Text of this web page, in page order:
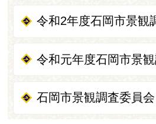
令和2年度石岡市景観
令和元年度石岡市景
石岡市景観調査委員会